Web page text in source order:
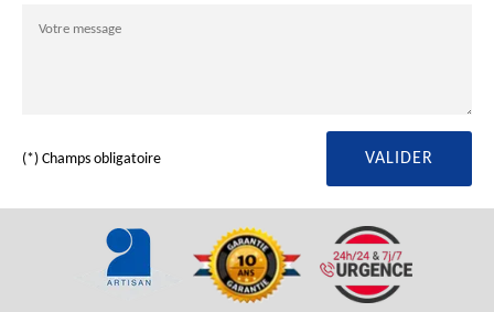
(*) Champs obligatoire